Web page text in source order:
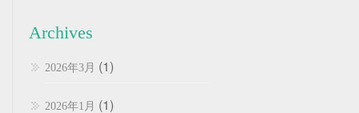
Archives
2026年3月 (1)
2026年1月 (1)